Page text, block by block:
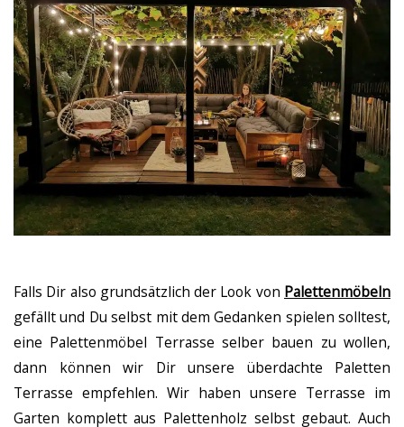
Falls Dir also grundsätzlich der Look von Palettenmöbeln
gefällt und Du selbst mit dem Gedanken spielen solltest,
eine Palettenmöbel Terrasse selber bauen zu wollen,
dann können wir Dir unsere überdachte Paletten
Terrasse empfehlen. Wir haben unsere Terrasse im
Garten komplett aus Palettenholz selbst gebaut. Auch